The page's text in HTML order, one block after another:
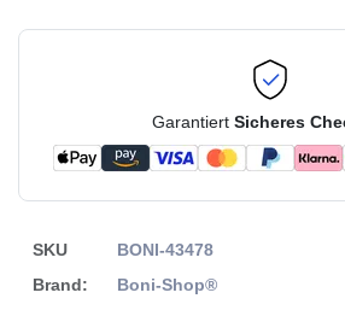
Garantiert Sicheres
SKU
BONI-43478
Brand:
Boni-Shop®